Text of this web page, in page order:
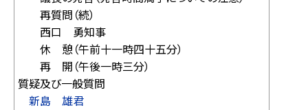
再質問（続）
西口 勇知事
休 憩（午前十一時四十五分）
再 開（午後一時三分）
質疑及び一般質問
新島 雄君